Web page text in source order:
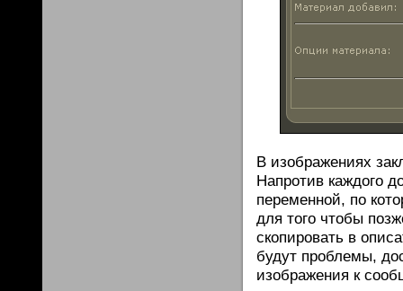
В изображениях
Напротив каждого
переменной, по
для того чтобы
скопировать в
будут проблемы,
изображения к